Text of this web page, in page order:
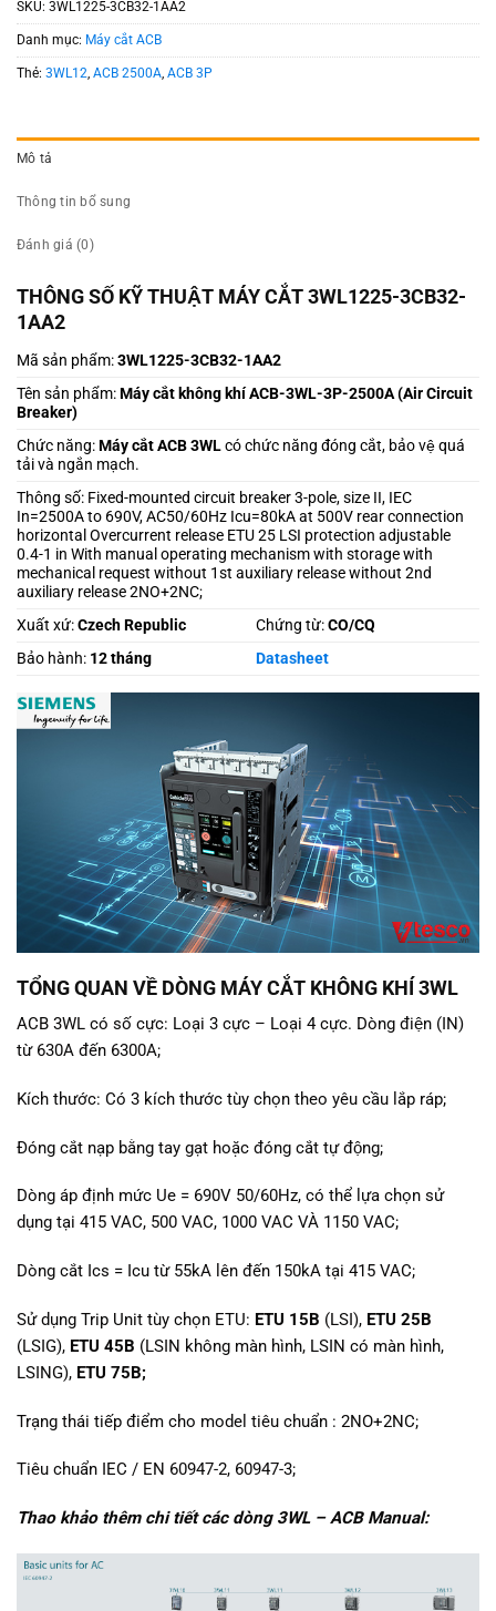
SKU: 3WL1225-3CB32-1AA2
Danh mục: Máy cắt ACB
Thẻ: 3WL12, ACB 2500A, ACB 3P
Mô tả
Thông tin bổ sung
Đánh giá (0)
THÔNG SỐ KỸ THUẬT MÁY CẮT 3WL1225-3CB32-
1AA2
Mã sản phẩm:3WL1225-3CB32-1AA2
Tên sản phẩm:Máy cắt không khí ACB-3WL-3P-2500A (Air Circuit
Breaker)
Chức năng:Máy cắt ACB 3WLcó chức năng đóng cắt, bảo vệ quá
tải và ngắn mạch.
Thông số: Fixed-mounted circuit breaker 3-pole, size II, IEC
In=2500A to 690V, AC50/60Hz Icu=80kA at 500V rear connection
horizontal Overcurrent release ETU 25 LSI protection adjustable
0.4-1 in With manual operating mechanism with storage with
mechanical request without 1st auxiliary release without 2nd
auxiliary release 2NO+2NC;
Xuất xứ:Czech Republic Chứng từ:CO/CQ
Bảo hành: 12 tháng Datasheet
TỔNG QUAN VỀ DÒNG MÁY CẮT KHÔNG KHÍ 3WL
ACB 3WL có số cực: Loại 3 cực – Loại 4 cực. Dòng điện (IN)
từ 630A đến 6300A;
Kích thước: Có 3 kích thước tùy chọn theo yêu cầu lắp ráp;
Đóng cắt nạp bằng tay gạt hoặc đóng cắt tự động;
Dòng áp định mức Ue = 690V 50/60Hz, có thể lựa chọn sử
dụng tại 415 VAC, 500 VAC, 1000 VAC VÀ 1150 VAC;
Dòng cắt Ics = Icu từ 55kA lên đến 150kA tại 415 VAC;
Sử dụng Trip Unit tùy chọn ETU: ETU 15B (LSI), ETU 25B
(LSIG), ETU 45B (LSIN không màn hình, LSIN có màn hình,
LSING), ETU 75B;
Trạng thái tiếp điểm cho model tiêu chuẩn : 2NO+2NC;
Tiêu chuẩn IEC / EN 60947-2, 60947-3;
Thao khảo thêm chi tiết các dòng 3WL – ACB Manual: